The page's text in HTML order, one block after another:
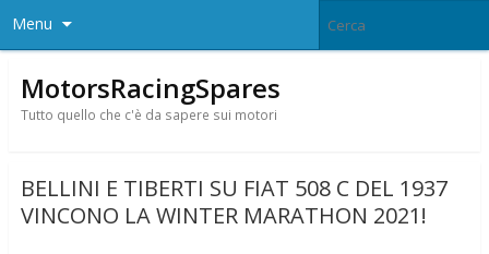
Menu
MotorsRacingSpares
Tutto quello che c'è da sapere sui motori
BELLINI E TIBERTI SU FIAT 508 C DEL 1937
VINCONO LA WINTER MARATHON 2021!